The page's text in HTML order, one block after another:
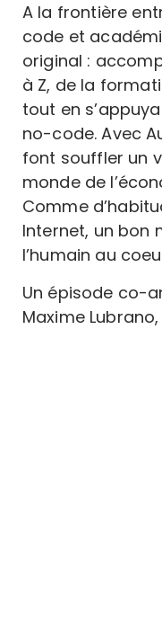
A la frontière
code et
original :
à Z, de la
tout en
no-code. Avec
font souffler un
monde de
Comme
Internet, un bon
l’humain au
Un épisode co-
Maxime